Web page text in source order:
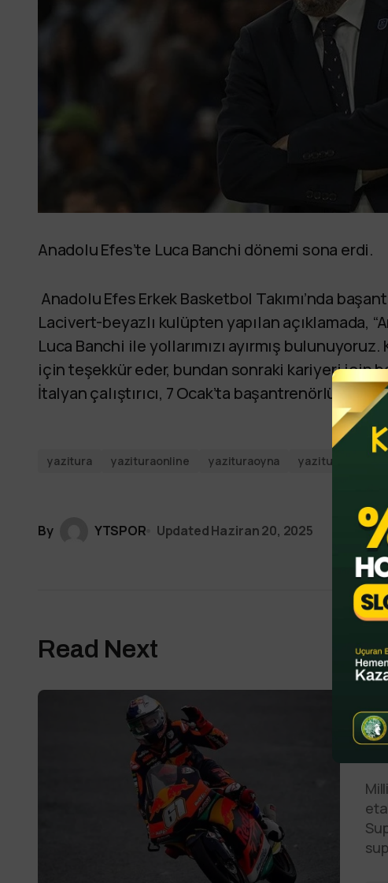
Anadolu Efes’te Luca Banchi dönemi sona erdi.
Anadolu Efes Erkek Basketbol Takımı’nda
Lacivert-beyazlı kulüpten yapılan açıklamada,
Luca Banchi ile yollarımızı ayırmış
için teşekkür eder, bundan sonraki kariyeri için
İtalyan çalıştırıcı, 7 Ocak’ta başantrenörlük
yazitura yazituraonline yazituraoyna yazituraspor
By YTSPOR UpdatedHaziran 20, 2025
Read Next